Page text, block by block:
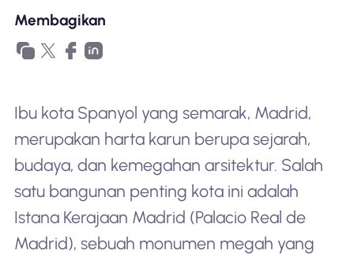
Membagikan
Ibu kota Spanyol yang semarak, Madrid,
merupakan harta karun berupa sejarah,
budaya, dan kemegahan arsitektur. Salah
satu bangunan penting kota ini adalah
Istana Kerajaan Madrid (Palacio Real de
Madrid), sebuah monumen megah yang